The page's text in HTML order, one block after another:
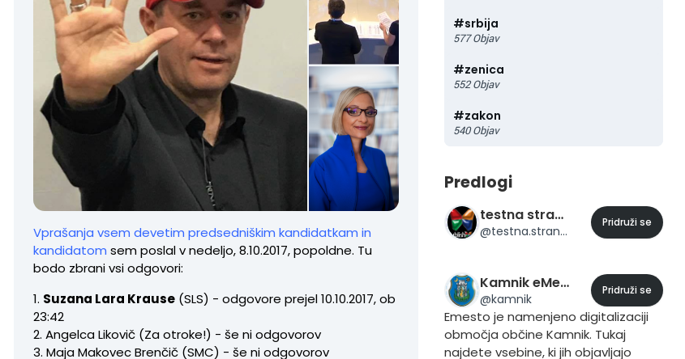
Vprašanja vsem devetim predsedniškim kandidatkam in
kandidatom sem poslal v nedeljo, 8.10.2017, popoldne. Tu
bodo zbrani vsi odgovori:
1. Suzana Lara Krause (SLS) - odgovore prejel 10.10.2017, ob
23:42
2. Angelca Likovič (Za otroke!) - še ni odgovorov
3. Maja Makovec Brenčič (SMC) - še ni odgovorov
#srbija
577 Objav
#zenica
552 Objav
#zakon
540 Objav
Predlogi
testna stran 23
@testna.stran.23
Pridruži se
Kamnik eMesto
@kamnik
Pridruži se
Emesto je namenjeno digitalizaciji
območja občine Kamnik. Tukaj
najdete vsebine, ki jih objavljajo